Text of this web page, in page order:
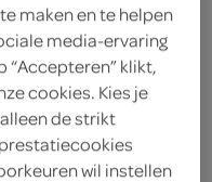
automatisch
en meer
maken en te helpen
media-ervaring
“Accepteren” klikt,
cookies. Kies je
de strikt
wil instellen